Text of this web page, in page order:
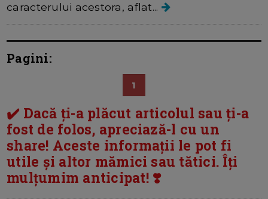
caracterului acestora, aflat...
Pagini:
1
✔️ Dacă ți-a plăcut articolul sau ți-a
fost de folos, apreciază-l cu un
share! Aceste informații le pot fi
utile și altor mămici sau tătici. Îți
mulțumim anticipat! ❣️